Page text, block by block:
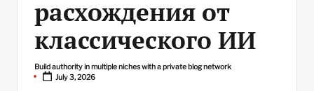
расхождения от
классического ИИ
Posted
by
Build authority in multiple niches with a private blog network
July 3, 2026